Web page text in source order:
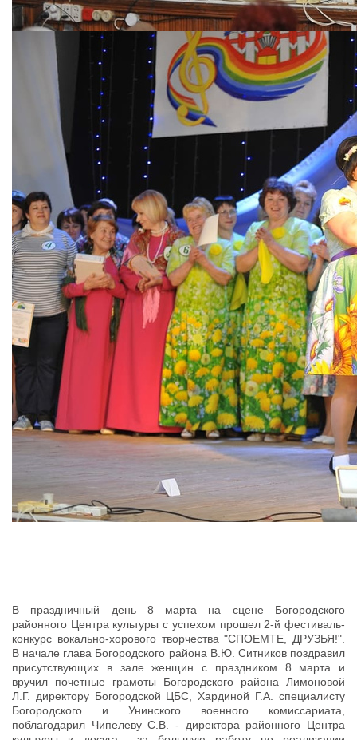
В праздничный день 8 марта на сцене Богородского
районного Центра культуры с успехом прошел 2-й фестиваль-
конкурс вокально-хорового творчества "СПОЕМТЕ, ДРУЗЬЯ!".
В начале глава Богородского района В.Ю. Ситников поздравил
присутствующих в зале женщин с праздником 8 марта и
вручил почетные грамоты Богородского района Лимоновой
Л.Г. директору Богородской ЦБС, Хардиной Г.А. специалисту
Богородского и Унинского военного комиссариата,
поблагодарил Чипелеву С.В. - директора районного Центра